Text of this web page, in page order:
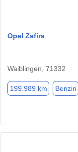
Opel Zafira
Waiblingen, 71332
199.989 km Benzin